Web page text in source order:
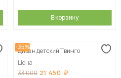
В корзину
-35%
Диван детский Твинго
Цена
33 000 21 450